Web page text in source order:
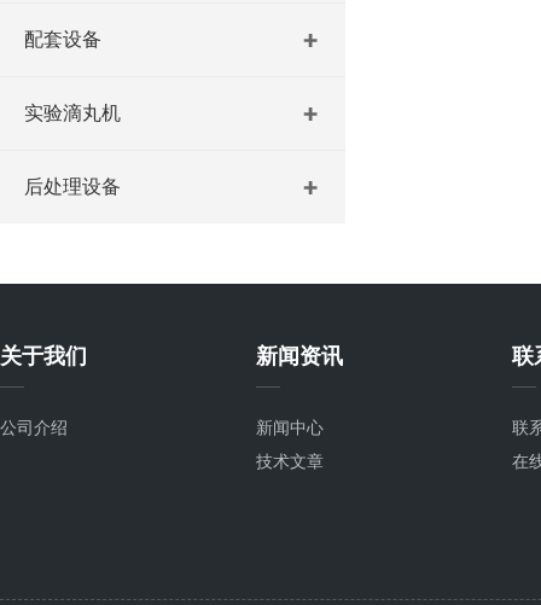
配套设备
实验滴丸机
后处理设备
关于我们
公司介绍
新闻资讯
新闻中心
技术文章
联
联
在